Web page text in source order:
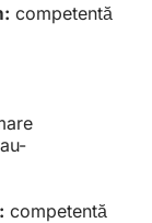
competentă
competentă